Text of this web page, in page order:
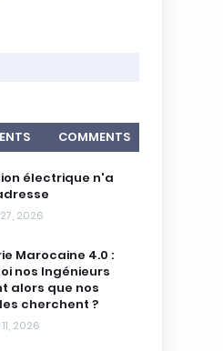
COMMENTS
électrique n'a
2026
Marocaine 4.0 :
nos Ingénieurs
alors que nos
cherchent ?
2026